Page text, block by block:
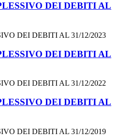
DEI DEBITI AL
DEI DEBITI AL 31/12/2023
DEI DEBITI AL
DEI DEBITI AL 31/12/2022
DEI DEBITI AL
DEI DEBITI AL 31/12/2019